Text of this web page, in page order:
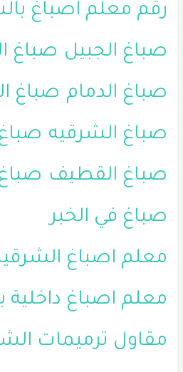
رقم معلم اصباغ
صباغ الجبيل صباغ
صباغ الدمام صباغ
صباغ الشرقيه
صباغ القطيف
صباغ في الخبر
معلم اصباغ
معلم اصباغ داخلية
مقاول ترميمات